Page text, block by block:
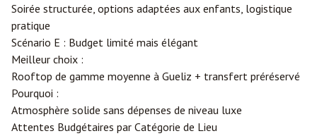
Soirée structurée, options adaptées aux enfants, logistique
pratique
Scénario E : Budget limité mais élégant
Meilleur choix :
Rooftop de gamme moyenne à Gueliz + transfert préréservé
Pourquoi :
Atmosphère solide sans dépenses de niveau luxe
Attentes Budgétaires par Catégorie de Lieu